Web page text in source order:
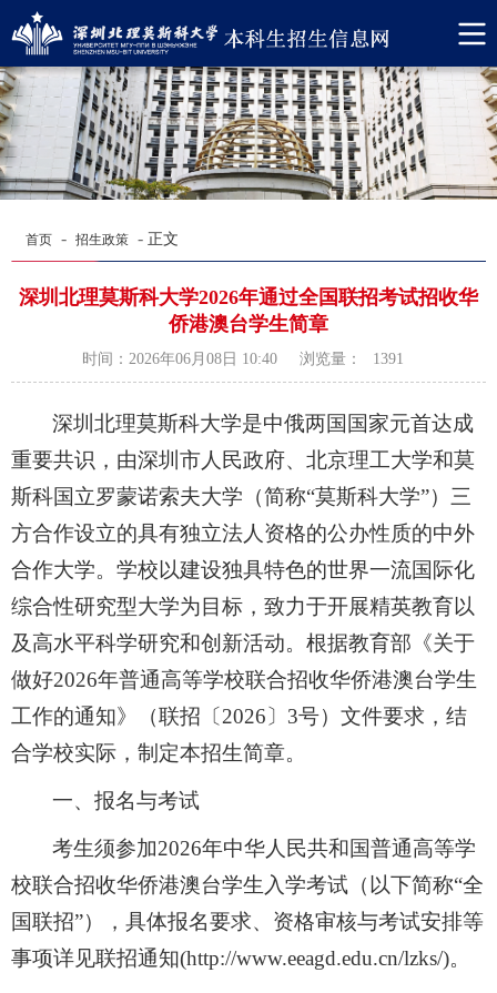
首页 - 招生政策 - 正文
深圳北理莫斯科大学2026年通过全国联招考试招收华
侨港澳台学生简章
时间：2026年06月08日 10:40 浏览量： 1391
深圳北理莫斯科大学是中俄两国国家元首达成
重要共识，由深圳市人民政府、北京理工大学和莫
斯科国立罗蒙诺索夫大学（简称“莫斯科大学”）三
方合作设立的具有独立法人资格的公办性质的中外
合作大学。学校以建设独具特色的世界一流国际化
综合性研究型大学为目标，致力于开展精英教育以
及高水平科学研究和创新活动。根据教育部《关于
做好2026年普通高等学校联合招收华侨港澳台学生
工作的通知》（联招〔2026〕3号）文件要求，结
合学校实际，制定本招生简章。
一、报名与考试
考生须参加2026年中华人民共和国普通高等学
校联合招收华侨港澳台学生入学考试（以下简称“全
国联招”），具体报名要求、资格审核与考试安排等
事项详见联招通知(http://www.eeagd.edu.cn/lzks/)。